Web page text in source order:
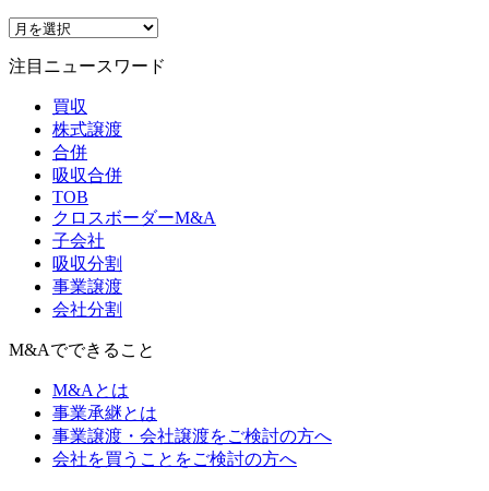
注目ニュースワード
買収
株式譲渡
合併
吸収合併
TOB
クロスボーダーM&A
子会社
吸収分割
事業譲渡
会社分割
M&Aでできること
M&Aとは
事業承継とは
事業譲渡・会社譲渡をご検討の方へ
会社を買うことをご検討の方へ